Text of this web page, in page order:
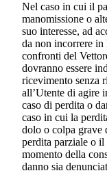
Nel caso in cui il
manomissione o
suo interesse, ad
da non incorrere
confronti del
dovranno essere
ricevimento senza
all’Utente di agire
caso di perdita o
caso in cui la
dolo o colpa grave
perdita parziale o
momento della
danno sia